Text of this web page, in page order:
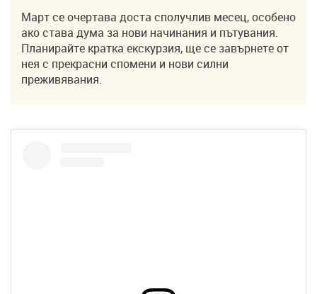
Март се очертава доста сполучлив месец, особено
ако става дума за нови начинания и пътувания.
Планирайте кратка екскурзия, ще се завърнете от
нея с прекрасни спомени и нови силни
преживявания.